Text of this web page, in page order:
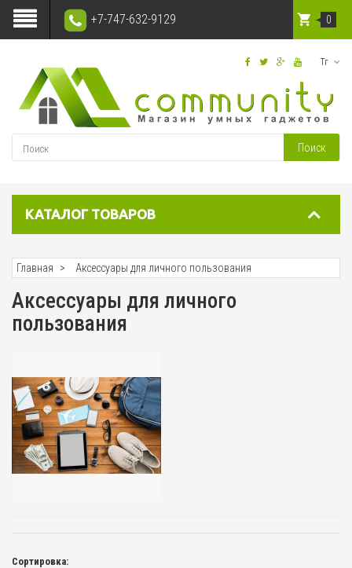
+7-747-632-9129
Тг
Поиск
0
КАТАЛОГ ТОВАРОВ
Главная Аксессуары для личного пользования
Аксессуары для личного
пользования
Сортировка: